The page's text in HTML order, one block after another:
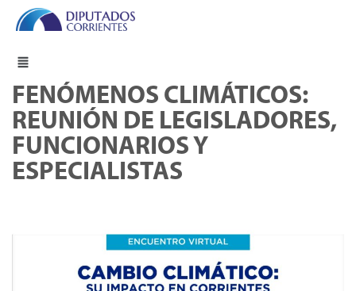
FENÓMENOS CLIMÁTICOS:
REUNIÓN DE LEGISLADORES,
FUNCIONARIOS Y
ESPECIALISTAS